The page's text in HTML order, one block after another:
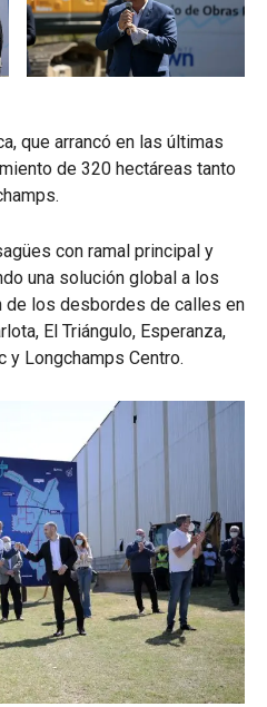
que arrancó en las últimas
de 320 hectáreas tanto
con ramal principal y
una solución global a los
de los desbordes de calles en
El Triángulo, Esperanza,
y Longchamps Centro.